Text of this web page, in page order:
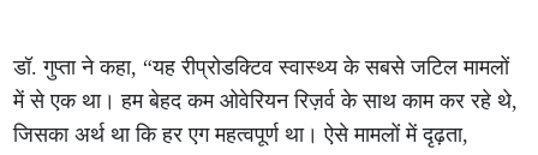
डॉ. गुप्ता ने कहा, “यह रीप्रोडक्टिव स्वास्थ्य के सबसे जटिल मामलों
में से एक था। हम बेहद कम ओवेरियन रिज़र्व के साथ काम कर रहे थे,
जिसका अर्थ था कि हर एग महत्वपूर्ण था। ऐसे मामलों में दृढ़ता,